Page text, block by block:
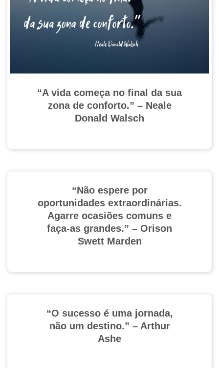
“A vida começa no final da sua
zona de conforto.” – Neale
Donald Walsch
“Não espere por
oportunidades extraordinárias.
Agarre ocasiões comuns e
faça-as grandes.” – Orison
Swett Marden
“O sucesso é uma jornada,
não um destino.” – Arthur
Ashe